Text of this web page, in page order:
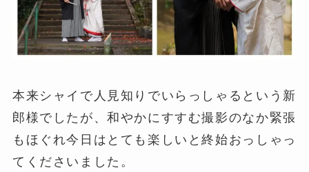
本来シャイで人見知りでいらっしゃるという新
郎様でしたが、和やかにすすむ撮影のなか緊張
もほぐれ今日はとても楽しいと終始おっしゃっ
てくださいました。